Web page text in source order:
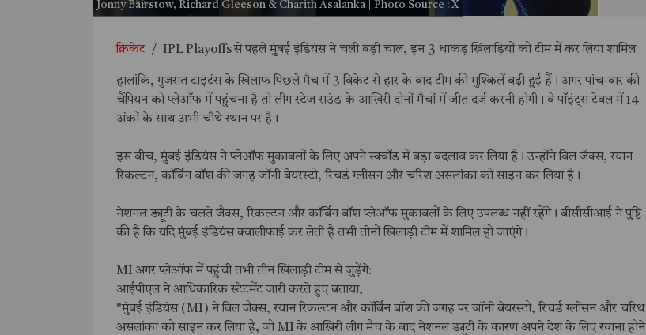
Jonny Bairstow, Richard Gleeson & Charith Asalanka | Photo Source : X
क्रिकेट / IPL Playoffs से पहले मुंबई इंडियंस ने चली बड़ी चाल, इन 3 धाकड़ खिलाड़ियों को टीम में कर लिया शामिल
हालांकि, गुजरात टाइटंस के खिलाफ पिछले मैच में 3 विकेट से हार के बाद टीम की मुश्किलें बढ़ी हुई हैं। अगर पांच-बार की
चैंपियन को प्लेऑफ में पहुंचना है तो लीग स्टेज राउंड के आखिरी दोनों मैचों में जीत दर्ज करनी होगी। वे पॉइंट्स टेबल में 14
अंकों के साथ अभी चौथे स्थान पर है।
इस बीच, मुंबई इंडियंस ने प्लेऑफ मुकाबलों के लिए अपने स्क्वॉड में बड़ा बदलाव कर लिया है। उन्होंने विल जैक्स, रयान
रिकल्टन, कॉर्बिन बॉश की जगह जॉनी बेयरस्टो, रिचर्ड ग्लीसन और चरिश असलांका को साइन कर लिया है।
नेशनल ड्यूटी के चलते जैक्स, रिकल्टन और कॉर्बिन बॉश प्लेऑफ मुकाबलों के लिए उपलब्ध नहीं रहेंगे। बीसीसीआई ने पुष्टि
की है कि यदि मुंबई इंडियंस क्वालीफाई कर लेती है तभी तीनों खिलाड़ी टीम में शामिल हो जाएंगे।
MI अगर प्लेऑफ में पहुंची तभी तीन खिलाड़ी टीम से जुड़ेंगे:
आईपीएल ने आधिकारिक स्टेटमेंट जारी करते हुए बताया,
"मुंबई इंडियंस (MI) ने विल जैक्स, रयान रिकल्टन और कॉर्बिन बॉश की जगह पर जॉनी बेयरस्टो, रिचर्ड ग्लीसन और चरिथ
असलांका को साइन कर लिया है, जो MI के आखिरी लीग मैच के बाद नेशनल ड्यूटी के कारण अपने देश के लिए रवाना होने